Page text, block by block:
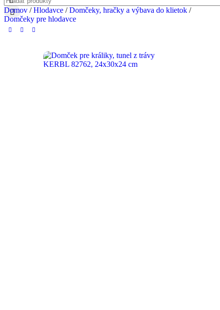
Domov / Hlodavce / Domčeky, hračky a výbava do klietok /
Domčeky pre hlodavce